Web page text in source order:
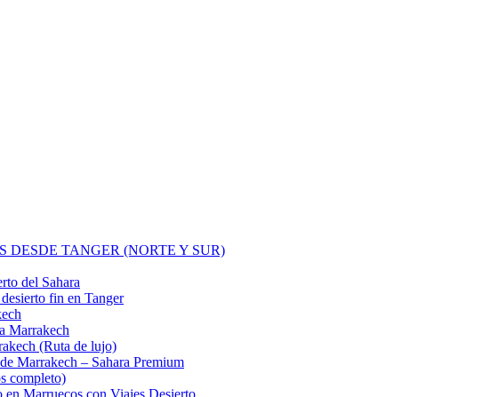
DESDE TANGER (NORTE Y SUR)
del Sahara
fin en Tanger
Marrakech
(Ruta de lujo)
Marrakech – Sahara Premium
completo)
Marruecos con Viajes Desierto